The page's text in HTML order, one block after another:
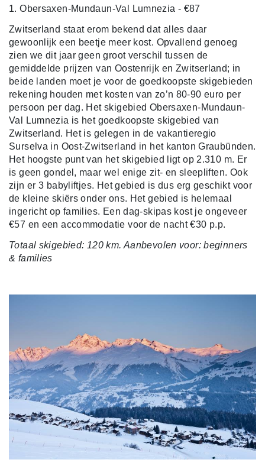
1. Obersaxen-Mundaun-Val Lumnezia - €87
Zwitserland staat erom bekend dat alles daar
gewoonlijk een beetje meer kost. Opvallend genoeg
zien we dit jaar geen groot verschil tussen de
gemiddelde prijzen van Oostenrijk en Zwitserland; in
beide landen moet je voor de goedkoopste skigebieden
rekening houden met kosten van zo’n 80-90 euro per
persoon per dag. Het skigebied Obersaxen-Mundaun-
Val Lumnezia is het goedkoopste skigebied van
Zwitserland. Het is gelegen in de vakantieregio
Surselva in Oost-Zwitserland in het kanton Graubünden.
Het hoogste punt van het skigebied ligt op 2.310 m. Er
is geen gondel, maar wel enige zit- en sleepliften. Ook
zijn er 3 babyliftjes. Het gebied is dus erg geschikt voor
de kleine skiërs onder ons. Het gebied is helemaal
ingericht op families. Een dag-skipas kost je ongeveer
€57 en een accommodatie voor de nacht €30 p.p.
Totaal skigebied: 120 km. Aanbevolen voor: beginners
& families